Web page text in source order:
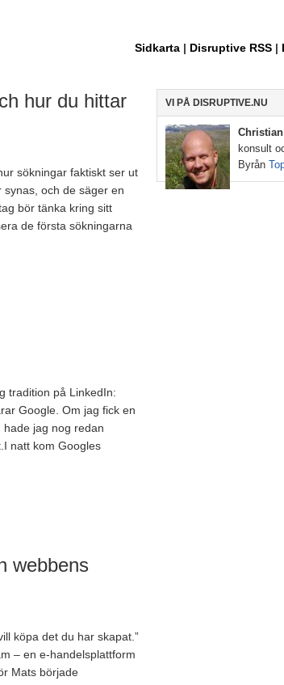
Sidkarta | Disruptive RSS |
hur du hittar
sökningar faktiskt ser ut
och de säger en
bör tänka kring sitt
de första sökningarna
tradition på LinkedIn:
Google. Om jag fick en
jag nog redan
natt kom Googles
webbens
köpa det du har skapat.”
– en e-handelsplattform
Mats började
VI PÅ DISRUPTIVE.NU
konsult
Byrån